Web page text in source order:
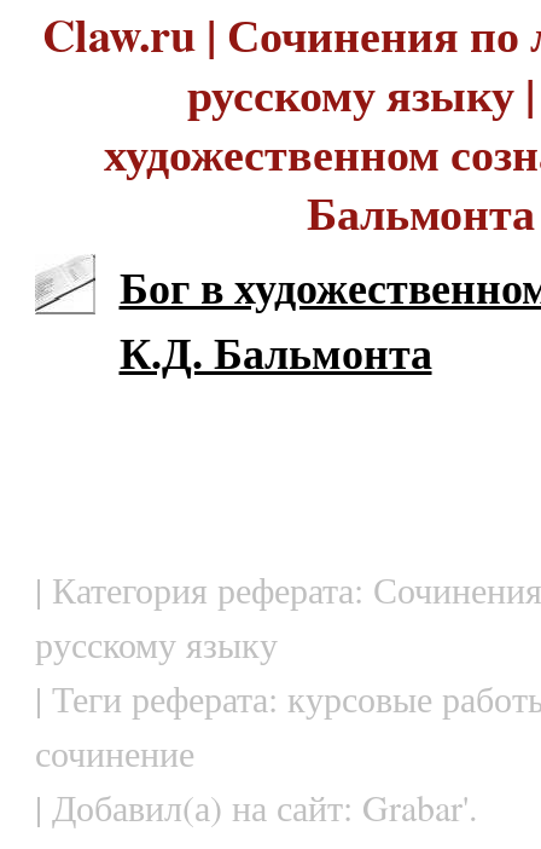
Claw.ru | Сочинения по
русскому языку
художественном
Бальмонта
Бог в
К.Д. Бальмонта
| Категория реферата:
русскому языку
| Теги реферата: курсовые
сочинение
| Добавил(а) на сайт: Grabar'.